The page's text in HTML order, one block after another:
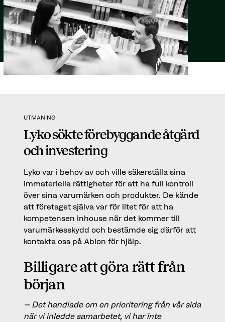
UTMANING
Lyko sökte förebyggande åtgärd
och investering
Lyko var i behov av och ville säkerställa sina
immateriella rättigheter för att ha full kontroll
över sina varumärken och produkter. De kände
att företaget själva var för litet för att ha
kompetensen inhouse när det kommer till
varumärkesskydd och bestämde sig därför att
kontakta oss på Abion för hjälp.
Billigare att göra rätt från
början
– Det handlade om en prioritering från vår sida
när vi inledde samarbetet, vi har inte